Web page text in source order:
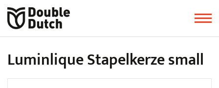
Luminlique Stapelkerze small